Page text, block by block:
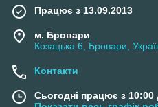
Працює з 13.09.2013
м. Бровари
Козацька 6, Бровари,
Контакти
Сьогодні працює з 10:00